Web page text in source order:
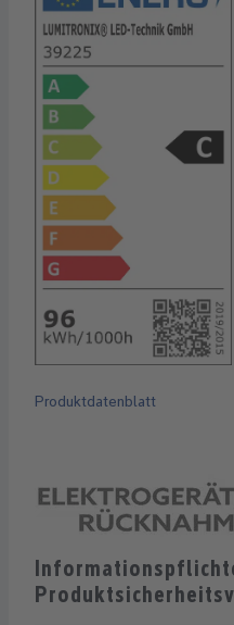
Produktdatenblatt